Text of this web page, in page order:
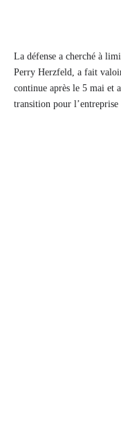
La défense a cherché à
Perry Herzfeld, a fait
continue après le 5 mai et
transition pour l’entreprise